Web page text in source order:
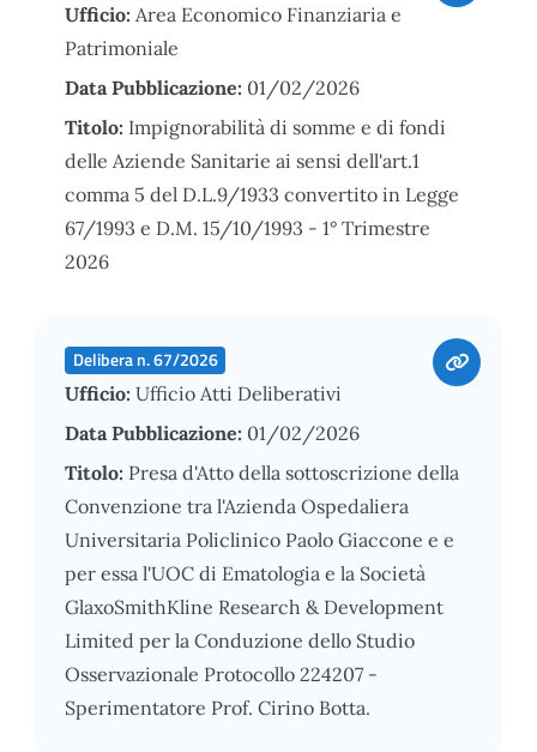
Ufficio: Area Economico Finanziaria e
Patrimoniale
Data Pubblicazione: 01/02/2026
Titolo: Impignorabilità di somme e di fondi
delle Aziende Sanitarie ai sensi dell'art.1
comma 5 del D.L.9/1933 convertito in Legge
67/1993 e D.M. 15/10/1993 - 1° Trimestre
2026
Delibera n. 67/2026
Ufficio: Ufficio Atti Deliberativi
Data Pubblicazione: 01/02/2026
Titolo: Presa d'Atto della sottoscrizione della
Convenzione tra l'Azienda Ospedaliera
Universitaria Policlinico Paolo Giaccone e e
per essa l'UOC di Ematologia e la Società
GlaxoSmithKline Research & Development
Limited per la Conduzione dello Studio
Osservazionale Protocollo 224207 -
Sperimentatore Prof. Cirino Botta.